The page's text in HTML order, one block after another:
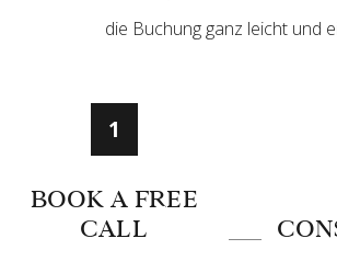
die Buchung ganz leicht und
1
BOOK A FREE
CALL